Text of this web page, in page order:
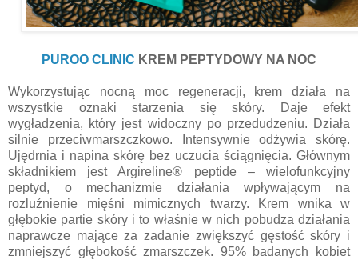
PUROO CLINIC KREM PEPTYDOWY NA NOC
Wykorzystując nocną moc regeneracji, krem działa na
wszystkie oznaki starzenia się skóry. Daje efekt
wygładzenia, który jest widoczny po przedudzeniu. Działa
silnie przeciwmarszczkowo. Intensywnie odżywia skórę.
Ujędrnia i napina skórę bez uczucia ściągnięcia. Głównym
składnikiem jest Argireline® peptide – wielofunkcyjny
peptyd, o mechanizmie działania wpływającym na
rozluźnienie mięśni mimicznych twarzy. Krem wnika w
głębokie partie skóry i to właśnie w nich pobudza działania
naprawcze mające za zadanie zwiększyć gęstość skóry i
zmniejszyć głębokość zmarszczek. 95% badanych kobiet